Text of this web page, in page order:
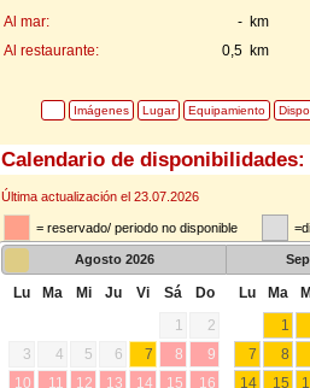
- km
Al mar:
0,5 km
Al restaurante:
Imágenes Lugar Equipamiento
Calendario de disponibilidades:
Última actualización el 23.07.2026
= reservado/ periodo no disponible
Agosto 2026
Lu Ma Mi Ju Vi Sá
Do
1
2
3
4 5 6 7 8
9
10
11 12 13 14 15
16
Lu Ma
1
7
8
14
15